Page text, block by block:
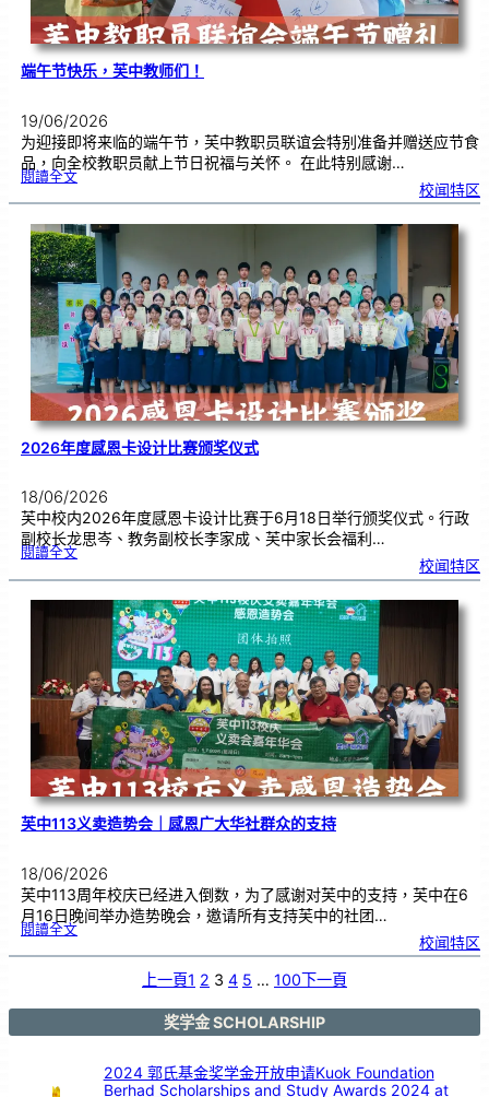
端午节快乐，芙中教师们！
19/06/2026
为迎接即将来临的端午节，芙中教职员联谊会特别准备并赠送应节食
品，向全校教职员献上节日祝福与关怀。 在此特别感谢…
閱讀全文:端
快
，
芙
中
教
师
们
！
校闻特区
2026年度感恩卡设计比赛颁奖仪式
18/06/2026
芙中校内2026年度感恩卡设计比赛于6月18日举行颁奖仪式。行政
副校长龙思岑、教务副校长李家成、芙中家长会福利…
閱讀全文:2
6
度
感
卡
仪
式
校闻特区
芙中113义卖造势会｜感恩广大华社群众的支持
18/06/2026
芙中113周年校庆已经进入倒数，为了感谢对芙中的支持，芙中在6
月16日晚间举办造势晚会，邀请所有支持芙中的社团…
閱讀全文:芙
1
｜
广
校闻特区
上一頁1 2 3 4 5 … 100下一頁
奖学金 SCHOLARSHIP
2024 郭氏基金奖学金开放申请Kuok Foundation
Berhad Scholarships and Study Awards 2024 at